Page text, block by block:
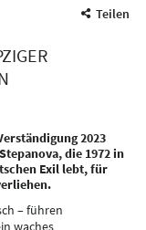
Teilen
2023
die 1972 in
Exil lebt, für
– führen
waches